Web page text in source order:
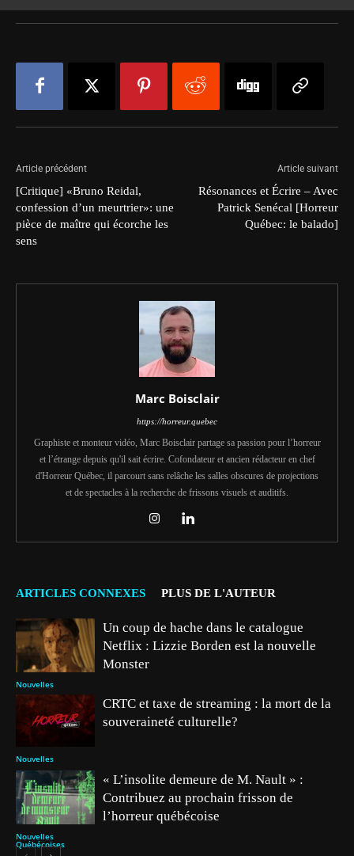
Article précédent
[Critique] «Bruno Reidal,
confession d’un meurtrier»: une
pièce de maître qui écorche les
sens
Article suivant
Résonances et Écrire – Avec
Patrick Senécal [Horreur
Québec: le balado]
Marc Boisclair
https://horreur.quebec
Graphiste et monteur vidéo, Marc Boisclair partage sa passion pour l’horreur
et l’étrange depuis qu'il sait écrire. Cofondateur et ancien rédacteur en chef
d'Horreur Québec, il parcourt sans relâche les salles obscures de projections
et de spectacles à la recherche de frissons visuels et auditifs.
ARTICLES CONNEXES PLUS DE L'AUTEUR
Nouvelles
Un coup de hache dans le catalogue
Netflix : Lizzie Borden est la nouvelle
Monster
Nouvelles
CRTC et taxe de streaming : la mort de la
souveraineté culturelle?
Nouvelles
Québécoises
« L’insolite demeure de M. Nault » :
Contribuez au prochain frisson de
l’horreur québécoise